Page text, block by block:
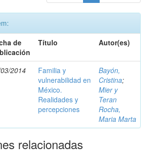
de
Título Autor(es)
2014
Familia y
vulnerabilidad en
México.
Realidades y
percepciones
Bayón,
Cristina;
Mier y
Teran
Rocha,
Maria Marta
relacionadas